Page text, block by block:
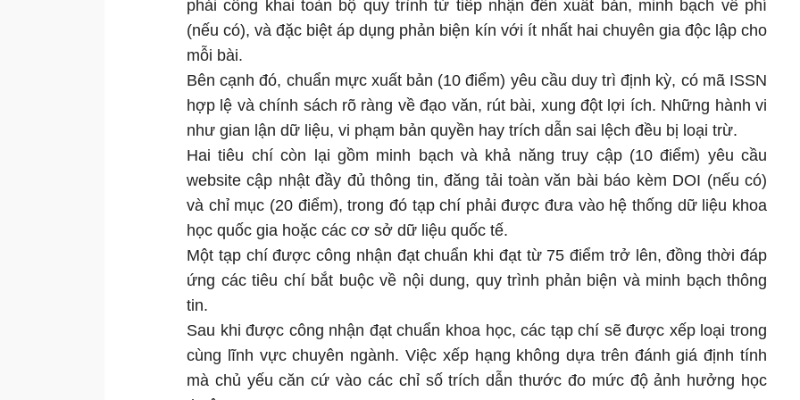
phải công khai toàn bộ quy trình từ tiếp nhận đến xuất bản, minh bạch về phí
(nếu có), và đặc biệt áp dụng phản biện kín với ít nhất hai chuyên gia độc lập cho
mỗi bài.
Bên cạnh đó, chuẩn mực xuất bản (10 điểm) yêu cầu duy trì định kỳ, có mã ISSN
hợp lệ và chính sách rõ ràng về đạo văn, rút bài, xung đột lợi ích. Những hành vi
như gian lận dữ liệu, vi phạm bản quyền hay trích dẫn sai lệch đều bị loại trừ.
Hai tiêu chí còn lại gồm minh bạch và khả năng truy cập (10 điểm) yêu cầu
website cập nhật đầy đủ thông tin, đăng tải toàn văn bài báo kèm DOI (nếu có)
và chỉ mục (20 điểm), trong đó tạp chí phải được đưa vào hệ thống dữ liệu khoa
học quốc gia hoặc các cơ sở dữ liệu quốc tế.
Một tạp chí được công nhận đạt chuẩn khi đạt từ 75 điểm trở lên, đồng thời đáp
ứng các tiêu chí bắt buộc về nội dung, quy trình phản biện và minh bạch thông
tin.
Sau khi được công nhận đạt chuẩn khoa học, các tạp chí sẽ được xếp loại trong
cùng lĩnh vực chuyên ngành. Việc xếp hạng không dựa trên đánh giá định tính
mà chủ yếu căn cứ vào các chỉ số trích dẫn thước đo mức độ ảnh hưởng học